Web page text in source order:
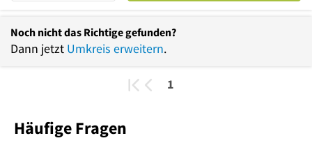
Noch nicht das Richtige gefunden?
Dann jetzt Umkreis erweitern.
1
Häufige Fragen